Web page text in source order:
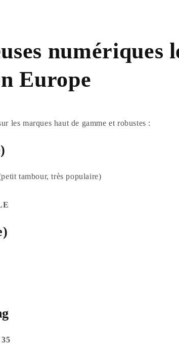
numériques
Europe
les marques haut de gamme et robustes :
tambour, très populaire)